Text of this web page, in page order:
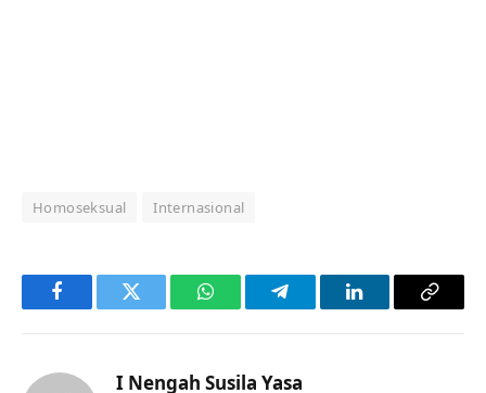
Homoseksual Internasional
FacebookTwitter WhatsAppTelegramLinkedInCopy
I Nengah Susila Yasa